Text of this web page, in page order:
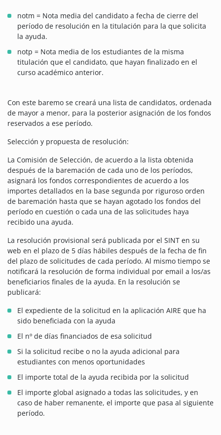
notm = Nota media del candidato a fecha de cierre del
período de resolución en la titulación para la que solicita
la ayuda.
notp = Nota media de los estudiantes de la misma
titulación que el candidato, que hayan finalizado en el
curso académico anterior.
Con este baremo se creará una lista de candidatos, ordenada
de mayor a menor, para la posterior asignación de los fondos
reservados a ese período.
Selección y propuesta de resolución:
La Comisión de Selección, de acuerdo a la lista obtenida
después de la baremación de cada uno de los períodos,
asignará los fondos correspondientes de acuerdo a los
importes detallados en la base segunda por riguroso orden
de baremación hasta que se hayan agotado los fondos del
período en cuestión o cada una de las solicitudes haya
recibido una ayuda.
La resolución provisional será publicada por el SINT en su
web en el plazo de 5 días hábiles después de la fecha de fin
del plazo de solicitudes de cada período. Al mismo tiempo se
notificará la resolución de forma individual por email a los/as
beneficiarios finales de la ayuda. En la resolución se
publicará:
El expediente de la solicitud en la aplicación AIRE que ha
sido beneficiada con la ayuda
El nº de días financiados de esa solicitud
Si la solicitud recibe o no la ayuda adicional para
estudiantes con menos oportunidades
El importe total de la ayuda recibida por la solicitud
El importe global asignado a todas las solicitudes, y en
caso de haber remanente, el importe que pasa al siguiente
período.